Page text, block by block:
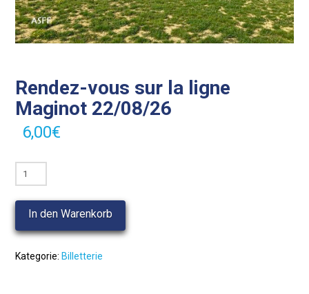
Rendez-vous sur la ligne
Maginot 22/08/26
6,00€
Rendez-
vous
sur
ligne
Maginot
In den Warenkorb
Kategorie: Billetterie